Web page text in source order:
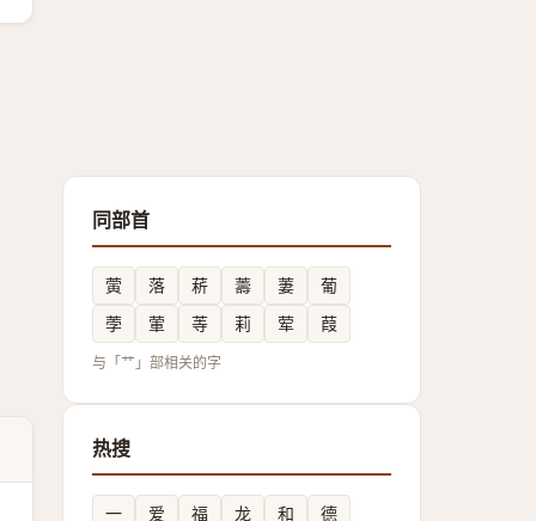
同部首
蔩 落 菥 薵 萋
葡
荸
葷 䓁 莉 荤 葭
与「艹」部相关的字
热搜
一 爱 福 龙 和
德